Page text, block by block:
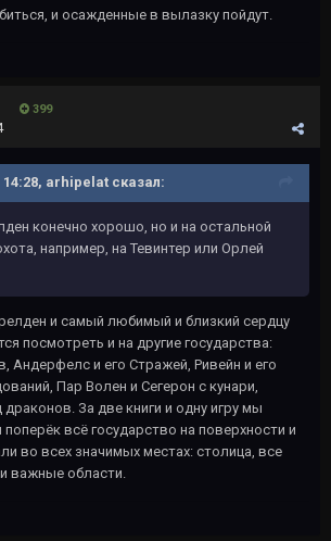
и осажденные в вылазку пойдут.
399
14:28, arhipelat сказал:
конечно хорошо, но и на остальной
например, на Тевинтер или Орлей
и самый любимый и близкий сердцу
посмотреть и на другие государства:
Андерфелс и его Стражей, Ривейн и его
Пар Волен и Сегерон с кунари,
драконов. За две книги и одну игру мы
всё государство на поверхности и
во всех значимых местах: столица, все
важные области.